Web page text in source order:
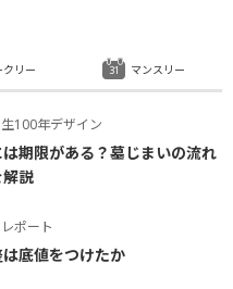
100年デザイン
は期限がある？墓じまいの流れ
説
ポート
底値をつけたか
クリー マンスリー